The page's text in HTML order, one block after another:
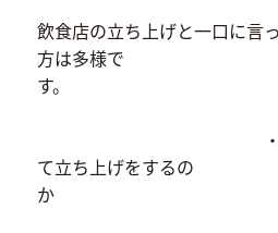
飲食店の立ち上げと一口に言
方は多様で
す
・自社の持
て立ち上げをするの